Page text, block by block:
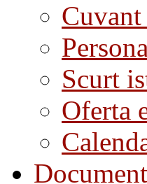
Scurt
Oferta